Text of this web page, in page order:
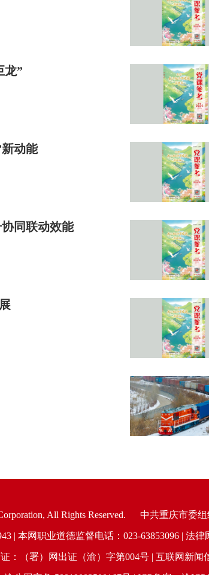
龙”
动能
同联动效能
All Rights Reserved. 中共重庆市委
| 本网职业道德监督电话：023-63853096 | 法
：（署）网出证（渝）字第004号 | 互联网新闻